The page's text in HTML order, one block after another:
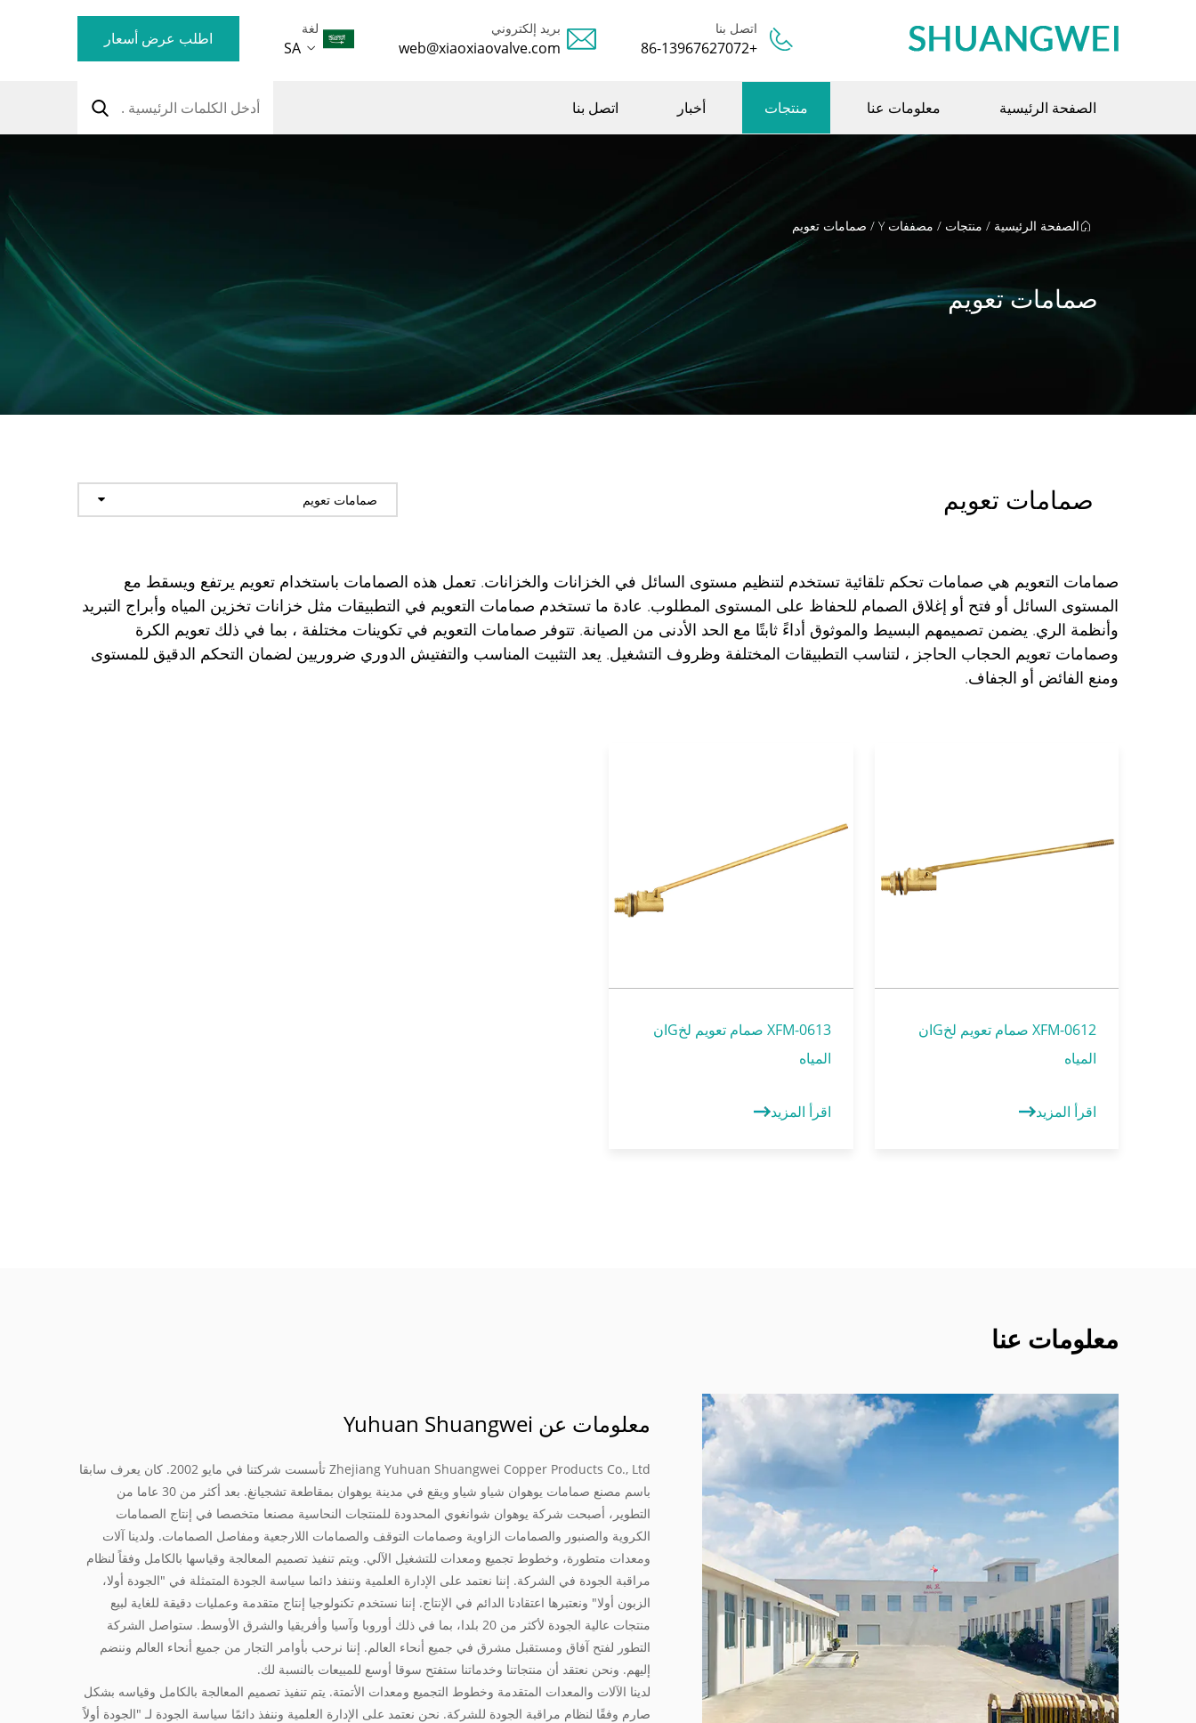
اتصل بنا
+86-13967627072
بريد إلكتروني
web@xiaoxiaovalve.com
لغة
SA اطلب عرض أسعار
الصفحة الرئيسية معلومات عنا منتجات أخبار اتصل بنا
الصفحة الرئيسية / منتجات / مصففات Y / صمامات تعويم
صمامات تعويم
صمامات تعويم صمامات تعويم
صمامات التعويم هي صمامات تحكم تلقائية تستخدم لتنظيم مستوى السائل في الخزانات والخزانات. تعمل هذه الصمامات باستخدام تعويم يرتفع ويسقط مع
المستوى السائل أو فتح أو إغلاق الصمام للحفاظ على المستوى المطلوب. عادة ما تستخدم صمامات التعويم في التطبيقات مثل خزانات تخزين المياه وأبراج التبريد
وأنظمة الري. يضمن تصميمهم البسيط والموثوق أداءً ثابتًا مع الحد الأدنى من الصيانة. تتوفر صمامات التعويم في تكوينات مختلفة ، بما في ذلك تعويم الكرة
وصمامات تعويم الحجاب الحاجز ، لتناسب التطبيقات المختلفة وظروف التشغيل. يعد التثبيت المناسب والتفتيش الدوري ضروريين لضمان التحكم الدقيق للمستوى
ومنع الفائض أو الجفاف.
XFM-0612 صمام تعويم لخGان
المياه
اقرأ المزيد
XFM-0613 صمام تعويم لخGان
المياه
اقرأ المزيد
معلومات عنا
معلومات عن Yuhuan Shuangwei
Zhejiang Yuhuan Shuangwei Copper Products Co., Ltd تأسست شركتنا في مايو 2002. كان يعرف سابقا
باسم مصنع صمامات يوهوان شياو شياو ويقع في مدينة يوهوان بمقاطعة تشجيانغ. بعد أكثر من 30 عاما من
التطوير، أصبحت شركة يوهوان شوانغوي المحدودة للمنتجات النحاسية مصنعا متخصصا في إنتاج الصمامات
الكروية والصنبور والصمامات الزاوية وصمامات التوقف والصمامات اللارجعية ومفاصل الصمامات. ولدينا آلات
ومعدات متطورة، وخطوط تجميع ومعدات للتشغيل الآلي. ويتم تنفيذ تصميم المعالجة وقياسها بالكامل وفقاً لنظام
مراقبة الجودة في الشركة. إننا نعتمد على الإدارة العلمية وننفذ دائما سياسة الجودة المتمثلة في "الجودة أولا،
الزبون أولا" ونعتبرها اعتقادنا الدائم في الإنتاج. إننا نستخدم تكنولوجيا إنتاج متقدمة وعمليات دقيقة للغاية لبيع
منتجات عالية الجودة لأكثر من 20 بلدا، بما في ذلك أوروبا وآسيا وأفريقيا والشرق الأوسط. ستواصل الشركة
التطور لفتح آفاق ومستقبل مشرق في جميع أنحاء العالم. إننا نرحب بأوامر التجار من جميع أنحاء العالم وننضم
إليهم. ونحن نعتقد أن منتجاتنا وخدماتنا ستفتح سوقا أوسع للمبيعات بالنسبة لك.
لدينا الآلات والمعدات المتقدمة وخطوط التجميع ومعدات الأتمتة. يتم تنفيذ تصميم المعالجة بالكامل وقياسه بشكل
صارم وفقًا لنظام مراقبة الجودة للشركة. نحن نعتمد على الإدارة العلمية وننفذ دائمًا سياسة الجودة لـ "الجودة أولاً